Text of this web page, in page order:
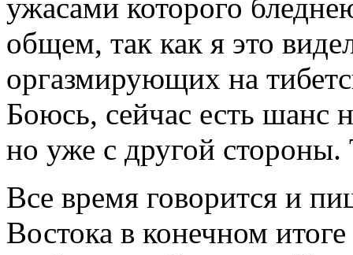
ужасами которого
общем, так как я это
оргазмирующих на
Боюсь, сейчас есть шанс
но уже с другой
Все время говорится и
Востока в конечном